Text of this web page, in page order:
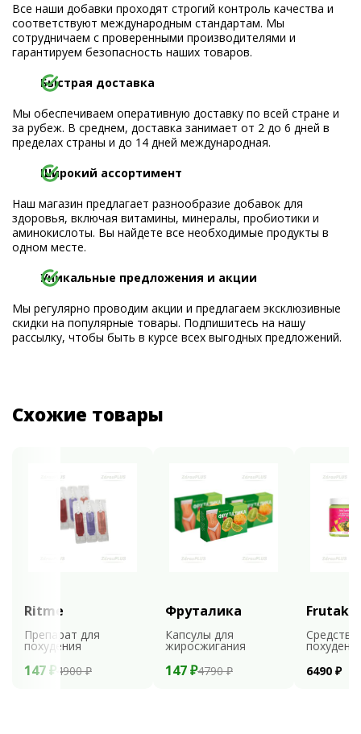
Все наши добавки проходят строгий контроль качества и
соответствуют международным стандартам. Мы
сотрудничаем с проверенными производителями и
гарантируем безопасность наших товаров.
Быстрая доставка
Мы обеспечиваем оперативную доставку по всей стране и
за рубеж. В среднем, доставка занимает от 2 до 6 дней в
пределах страны и до 14 дней международная.
Широкий ассортимент
Наш магазин предлагает разнообразие добавок для
здоровья, включая витамины, минералы, пробиотики и
аминокислоты. Вы найдете все необходимые продукты в
одном месте.
Уникальные предложения и акции
Мы регулярно проводим акции и предлагаем эксклюзивные
скидки на популярные товары. Подпишитесь на нашу
рассылку, чтобы быть в курсе всех выгодных предложений.
Схожие товары
Ritme
Препарат для
похудения
147 ₽ 4900 ₽
Фруталика
Капсулы для
жиросжигания
147 ₽4790 ₽
6490 ₽